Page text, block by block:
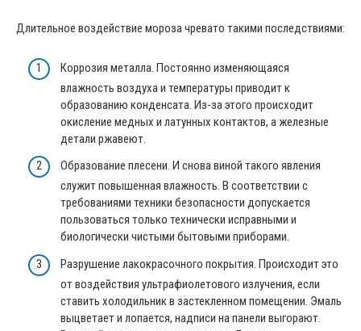
Длительное воздействие мороза чревато такими последствиями:
Коррозия металла. Постоянно изменяющаяся
влажность воздуха и температуры приводит к
образованию конденсата. Из-за этого происходит
окисление медных и латунных контактов, а железные
детали ржавеют.
Образование плесени. И снова виной такого явления
служит повышенная влажность. В соответствии с
требованиями техники безопасности допускается
пользоваться только технически исправными и
биологически чистыми бытовыми приборами.
Разрушение лакокрасочного покрытия. Происходит это
от воздействия ультрафиолетового излучения, если
ставить холодильник в застекленном помещении. Эмаль
выцветает и лопается, надписи на панели выгорают.